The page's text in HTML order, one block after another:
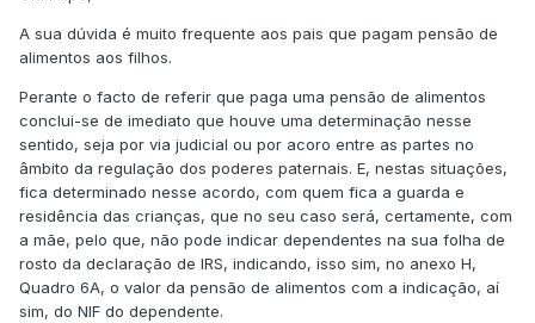
"As despesas com a criança não poderão ser deduzidas à
colecta pelo progenitor que deduz a pensão de alimentos."
Concretamente, como é que o SP garante que não está a
"deduzir as restantes despesas de educação ou saúde dos
dependentes"? Eu sei como optar por deduzir a despesa da
pensão de alimentos, escolhendo preencher esse valor no
campo adequado. Mas se o fizer, como garanto que estas
não são anuladas por qualquer registo de despesas de
educação ou saúde dos dependentes? Se as facturas de
educação e/ou saúde são registadas pela mãe com o NIF
das crianças, então não devo declará-los como
dependentes? Enfim, penso que já perceberam a dúvida.
A sua dúvida é muito frequente aos pais que pagam pensão de
alimentos aos filhos.
Perante o facto de referir que paga uma pensão de alimentos
conclui-se de imediato que houve uma determinação nesse
sentido, seja por via judicial ou por acoro entre as partes no
âmbito da regulação dos poderes paternais. E, nestas situações,
fica determinado nesse acordo, com quem fica a guarda e
residência das crianças, que no seu caso será, certamente, com
a mãe, pelo que, não pode indicar dependentes na sua folha de
rosto da declaração de IRS, indicando, isso sim, no anexo H,
Quadro 6A, o valor da pensão de alimentos com a indicação, aí
sim, do NIF do dependente.